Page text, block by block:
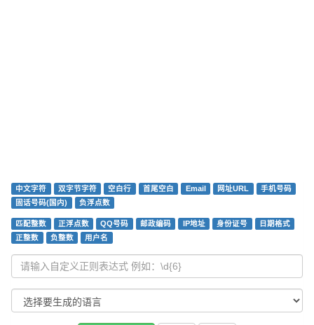
中文字符 双字节字符 空白行 首尾空白 Email 网址URL
手机号码
固话号码(国内)
负浮点数
匹配整数 正浮点数 QQ号码 邮政编码 IP地址 身份证号
日期格式
正整数
负整数 用户名